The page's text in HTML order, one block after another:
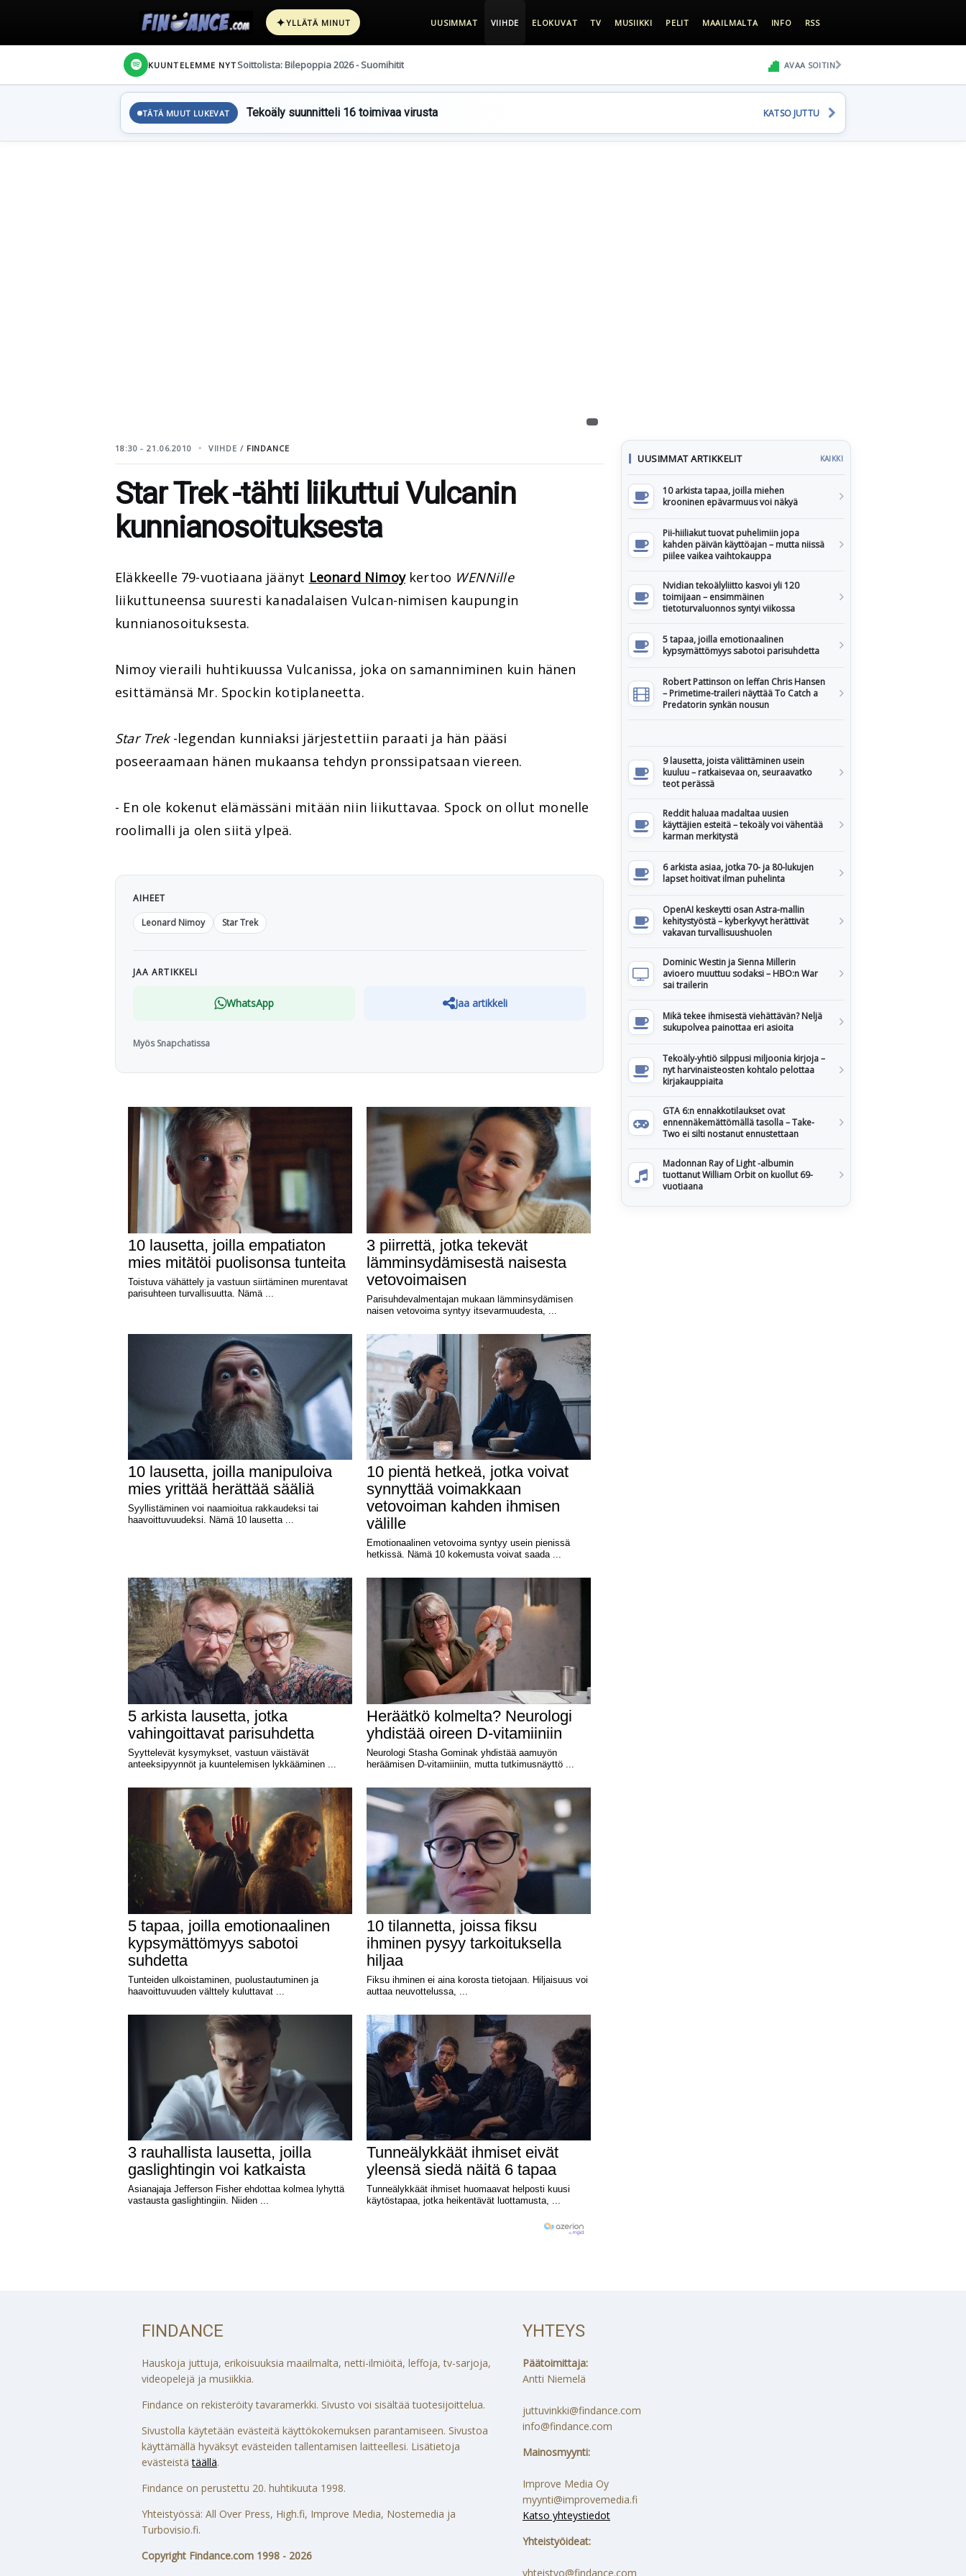
✦YLLÄTÄ MINUT UUSIMMAT VIIHDE ELOKUVAT TV MUSIIKKI PELIT MAAILMALTA INFO RSS
KUUNTELEMME NYT Soittolista: Bilepoppia 2026 - Suomihitit AVAA SOITIN
TÄTÄ MUUT LUKEVAT Tekoäly suunnitteli 16 toimivaa virusta KATSO JUTTU
18:30 - 21.06.2010 VIIHDE / FINDANCE
Star Trek -tähti liikuttui Vulcanin
kunnianosoituksesta
Eläkkeelle 79-vuotiaana jäänyt Leonard Nimoykertoo WENNille
liikuttuneensa suuresti kanadalaisen Vulcan-nimisen kaupungin
kunnianosoituksesta.
Nimoy vieraili huhtikuussa Vulcanissa, joka on samanniminen kuin hänen
esittämänsä Mr. Spockin kotiplaneetta.
Star Trek-legendan kunniaksi järjestettiin paraati ja hän pääsi
poseeraamaan hänen mukaansa tehdyn pronssipatsaan viereen.
- En ole kokenut elämässäni mitään niin liikuttavaa. Spock on ollut monelle
roolimalli ja olen siitä ylpeä.
AIHEET
Leonard Nimoy
Star Trek
JAA ARTIKKELI
WhatsApp Jaa artikkeli
Myös Snapchatissa
UUSIMMAT ARTIKKELIT KAIKKI
10 arkista tapaa, joilla miehen
krooninen epävarmuus voi näkyä
Pii-hiiliakut tuovat puhelimiin jopa
kahden päivän käyttöajan – mutta niissä
piilee vaikea vaihtokauppa
Nvidian tekoälyliitto kasvoi yli 120
toimijaan – ensimmäinen
tietoturvaluonnos syntyi viikossa
5 tapaa, joilla emotionaalinen
kypsymättömyys sabotoi parisuhdetta
Robert Pattinson on leffan Chris Hansen
– Primetime-traileri näyttää To Catch a
Predatorin synkän nousun
9 lausetta, joista välittäminen usein
kuuluu – ratkaisevaa on, seuraavatko
teot perässä
Reddit haluaa madaltaa uusien
käyttäjien esteitä – tekoäly voi vähentää
karman merkitystä
6 arkista asiaa, jotka 70- ja 80-lukujen
lapset hoitivat ilman puhelinta
OpenAI keskeytti osan Astra-mallin
kehitystyöstä – kyberkyvyt herättivät
vakavan turvallisuushuolen
Dominic Westin ja Sienna Millerin
avioero muuttuu sodaksi – HBO:n War
sai trailerin
Mikä tekee ihmisestä viehättävän? Neljä
sukupolvea painottaa eri asioita
Tekoäly-yhtiö silppusi miljoonia kirjoja –
nyt harvinaisteosten kohtalo pelottaa
kirjakauppiaita
GTA 6:n ennakkotilaukset ovat
ennennäkemättömällä tasolla – Take-
Two ei silti nostanut ennustettaan
Madonnan Ray of Light -albumin
tuottanut William Orbit on kuollut 69-
vuotiaana
FINDANCE
Hauskoja juttuja, erikoisuuksia maailmalta, netti-ilmiöitä, leffoja, tv-sarjoja,
videopelejä ja musiikkia.
Findance on rekisteröity tavaramerkki. Sivusto voi sisältää tuotesijoittelua.
Sivustolla käytetään evästeitä käyttökokemuksen parantamiseen. Sivustoa
käyttämällä hyväksyt evästeiden tallentamisen laitteellesi. Lisätietoja
evästeistätäällä.
Findance on perustettu 20. huhtikuuta 1998.
Yhteistyössä: All Over Press, High.fi, Improve Media, Nostemedia ja
Turbovisio.fi.
Copyright Findance.com 1998 - 2026
YHTEYS
Päätoimittaja:
Antti Niemelä
juttuvinkki@findance.com
info@findance.com
Mainosmyynti:
Improve Media Oy
myynti@improvemedia.fi
Katso yhteystiedot
Yhteistyöideat:
yhteistyo@findance.com